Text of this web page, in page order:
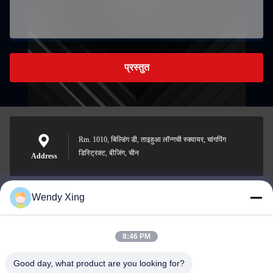
प्रस्तुत
Address
Rm. 1010, बिल्डिंग डी, ताइहुआ लॉन्गची स्क्वायर, चांगपिंग
डिस्ट्रिक्ट, बीजिंग, चीन
jesingd@vip.sina.com
Wendy Xing
8:46 PM
Good day, what product are you looking for?